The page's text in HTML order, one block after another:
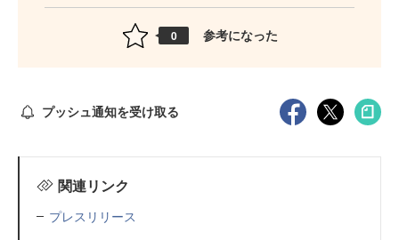
0 参考になった
プッシュ通知を受け取る
関連リンク
プレスリリース